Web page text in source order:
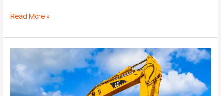
Read More »
da
Terraplanagem:
do